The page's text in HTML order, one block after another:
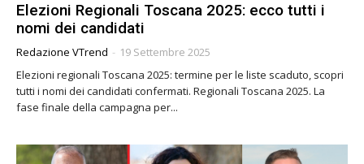
Elezioni Regionali Toscana 2025: ecco tutti i
nomi dei candidati
Redazione VTrend - 19 Settembre 2025
Elezioni regionali Toscana 2025: termine per le liste scaduto, scopri
tutti i nomi dei candidati confermati. Regionali Toscana 2025. La
fase finale della campagna per...